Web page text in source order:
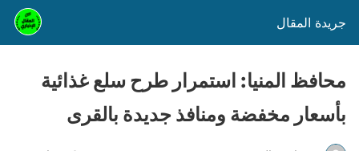
جريدة المقال
محافظ المنيا: استمرار طرح سلع غذائية
بأسعار مخفضة ومنافذ جديدة بالقرى